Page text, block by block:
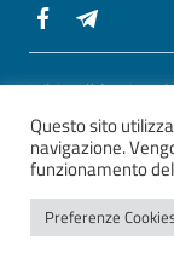
Sezione Link Utili
Whistelblowing |
grafico ItaliaWP2
AgID
ver. 2
Questo sito
navigazione.
funzionamento
Preferenze